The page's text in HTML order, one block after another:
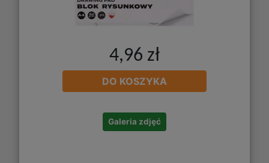
4,96 zł
DO KOSZYKA
Galeria zdjęć